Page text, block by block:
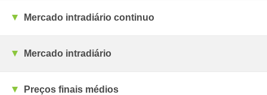
Mercado intradiário continuo
Mercado intradiário
Preços finais médios